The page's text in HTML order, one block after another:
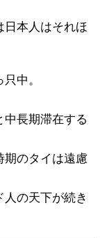
日本人はそれほ
中。
長期滞在する
期のタイは遠慮
の天下が続き